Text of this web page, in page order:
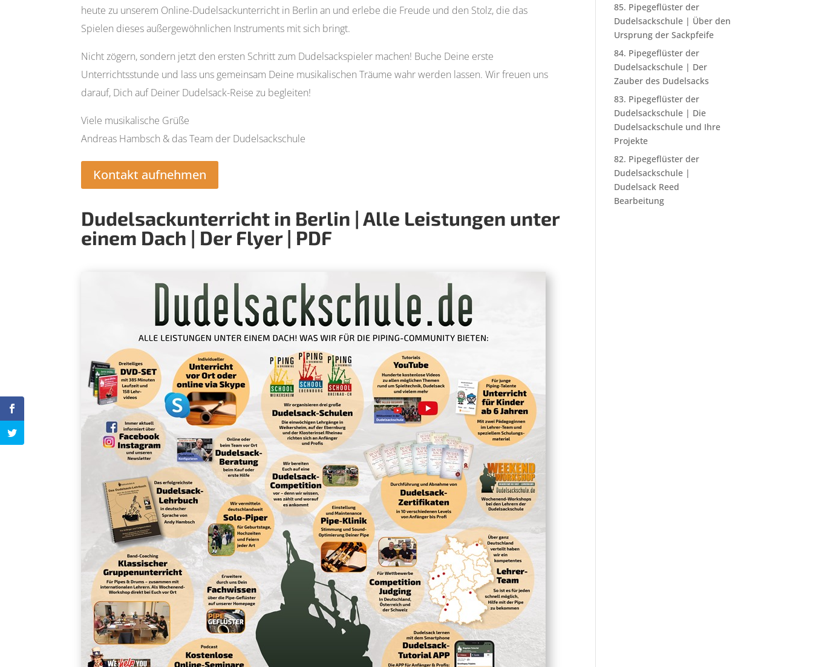
heute zu unserem Online-Dudelsackunterricht in Berlin an und erlebe die Freude und den Stolz, die das
Spielen dieses außergewöhnlichen Instruments mit sich bringt.
Nicht zögern, sondern jetzt den ersten Schritt zum Dudelsackspieler machen! Buche Deine erste
Unterrichtsstunde und lass uns gemeinsam Deine musikalischen Träume wahr werden lassen. Wir freuen uns
darauf, Dich auf Deiner Dudelsack-Reise zu begleiten!
Viele musikalische Grüße
Andreas Hambsch & das Team der Dudelsackschule
Kontakt aufnehmen
Dudelsackunterricht in Berlin | Alle Leistungen unter
einem Dach | Der Flyer | PDF
85. Pipegeflüster der
Dudelsackschule | Über den
Ursprung der Sackpfeife
84. Pipegeflüster der
Dudelsackschule | Der
Zauber des Dudelsacks
83. Pipegeflüster der
Dudelsackschule | Die
Dudelsackschule und Ihre
Projekte
82. Pipegeflüster der
Dudelsackschule |
Dudelsack Reed
Bearbeitung